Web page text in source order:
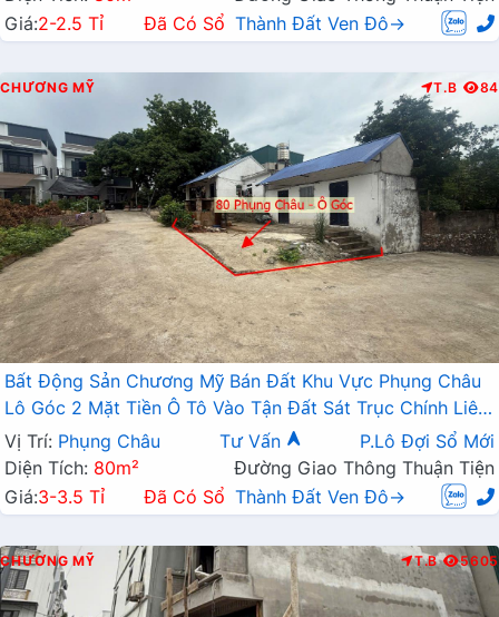
Giá:2-2.5 Tỉ Đã Có Sổ Thành Đất Ven Đô→
CHƯƠNG MỸ T.B 84
Bất Động Sản Chương Mỹ Bán Đất Khu Vực Phụng Châu
Lô Góc 2 Mặt Tiền Ô Tô Vào Tận Đất Sát Trục Chính Liên
Xã
Vị Trí: Phụng Châu Tư Vấn
P.Lô Đợi Sổ Mới
Diện Tích: 80m²
Đường Giao Thông Thuận Tiện
Giá:3-3.5 Tỉ Đã Có Sổ Thành Đất Ven Đô→
CHƯƠNG MỸ T.B 5605